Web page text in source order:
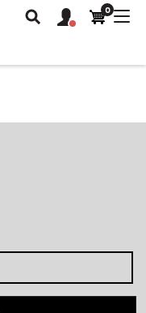
Keresés
Felhasználói
fiók
0